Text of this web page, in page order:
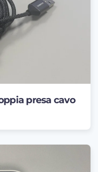
presa cavo